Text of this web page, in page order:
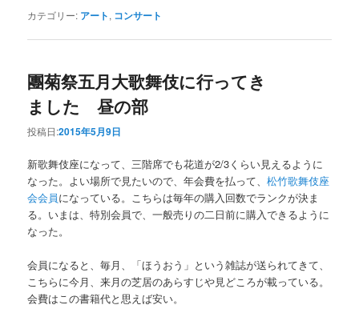
カテゴリー: アート, コンサート
團菊祭五月大歌舞伎に行ってき
ました 昼の部
投稿日:2015年5月9日
新歌舞伎座になって、三階席でも花道が2/3くらい見えるように
なった。よい場所で見たいので、年会費を払って、松竹歌舞伎座
会会員になっている。こちらは毎年の購入回数でランクが決ま
る。いまは、特別会員で、一般売りの二日前に購入できるように
なった。
会員になると、毎月、「ほうおう」という雑誌が送られてきて、
こちらに今月、来月の芝居のあらすじや見どころが載っている。
会費はこの書籍代と思えば安い。